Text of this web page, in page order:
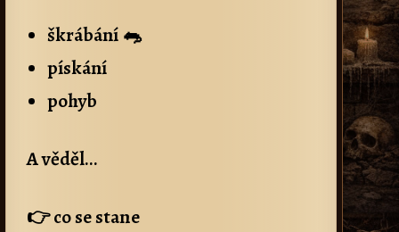
škrábání 🐀
pískání
pohyb
A věděl…
👉 co se stane